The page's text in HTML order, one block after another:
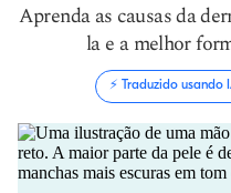
Aprenda as causas da
la e a melhor
⚡️ Traduzido usando